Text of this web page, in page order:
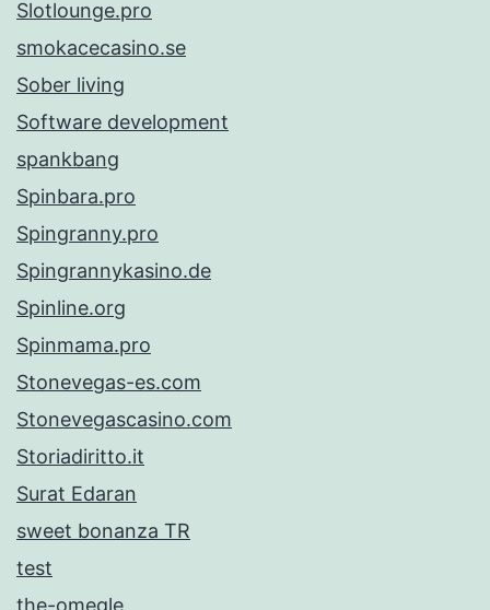
Slotlounge.pro
smokacecasino.se
Sober living
Software development
spankbang
Spinbara.pro
Spingranny.pro
Spingrannykasino.de
Spinline.org
Spinmama.pro
Stonevegas-es.com
Stonevegascasino.com
Storiadiritto.it
Surat Edaran
sweet bonanza TR
test
the-omegle